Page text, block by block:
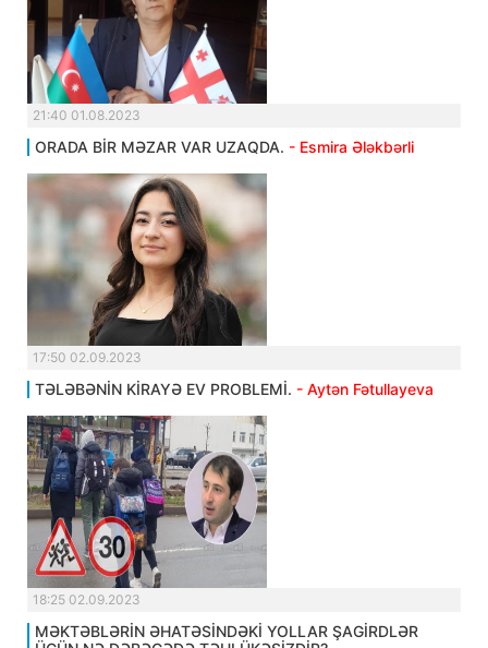
21:40 01.08.2023
ORADA BİR MƏZAR VAR UZAQDA. - Esmira Ələkbərli
17:50 02.09.2023
TƏLƏBƏNİN KİRAYƏ EV PROBLEMİ. - Aytən Fətullayeva
18:25 02.09.2023
MƏKTƏBLƏRİN ƏHATƏSİNDƏKİ YOLLAR ŞAGİRDLƏR